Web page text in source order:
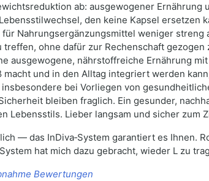
ab: ausgewogener
den keine Kapsel ersetzen
Nahrungsergänzungsmittel weniger
ohne dafür zur Rechenschaft
ausgewogene, nährstoffreiche Ernährung
und in den Alltag integriert werden
bei Vorliegen von
bleiben fraglich. Ein gesunder,
Lebensstils. Lieber langsam und sicher
— das InDiva‑System garantiert es Ihnen.
hat mich dazu gebracht, wieder L zu
Bewertungen